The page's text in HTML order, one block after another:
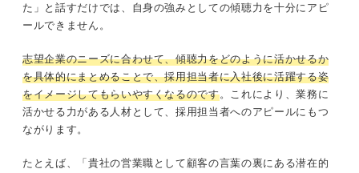
た」と話すだけでは、自身の強みとしての傾聴力を十分にアピ
ールできません。
志望企業のニーズに合わせて、傾聴力をどのように活かせるか
を具体的にまとめることで、採用担当者に入社後に活躍する姿
をイメージしてもらいやすくなるのです。これにより、業務に
活かせる力がある人材として、採用担当者へのアピールにもつ
ながります。
たとえば、「貴社の営業職として顧客の言葉の裏にある潜在的